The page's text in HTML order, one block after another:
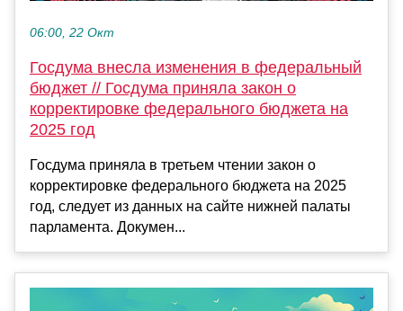
06:00, 22 Окт
Госдума внесла изменения в федеральный
бюджет // Госдума приняла закон о
корректировке федерального бюджета на
2025 год
Госдума приняла в третьем чтении закон о
корректировке федерального бюджета на 2025
год, следует из данных на сайте нижней палаты
парламента. Докумен...